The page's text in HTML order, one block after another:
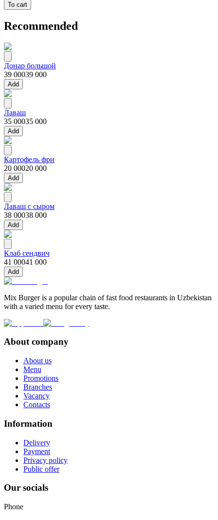
To cart
Recommended
Донар большой
39 00039 000
Add
Лаваш
35 00035 000
Add
Картофель фри
20 00020 000
Add
Лаваш с сыром
38 00038 000
Add
Клаб сендвич
41 00041 000
Add
Mix Burger is a popular chain of fast food restaurants in Uzbekistan
with a varied menu for every taste.
About company
About us
Menu
Promotions
Branches
Vacancy
Contacts
Information
Delivery
Payment
Privacy policy
Public offer
Our socials
Phone